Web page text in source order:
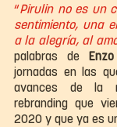
“Pirulin no es un
sentimiento, una
a la alegría, al
palabras de
jornadas en las
avances de la
rebranding que
2020 y que ya es